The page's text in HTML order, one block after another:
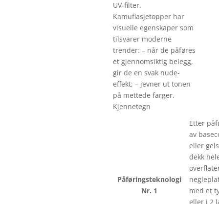
UV-filter.
Kamuflasjetopper har
visuelle egenskaper som
tilsvarer moderne
trender: – når de påføres
et gjennomsiktig belegg,
gir de en svak nude-
effekt; – jevner ut tonen
på mettede farger.
Kjennetegn
Påføringsteknologi
Nr. 1
Etter
av
eller
dekk
med et
eller i 2